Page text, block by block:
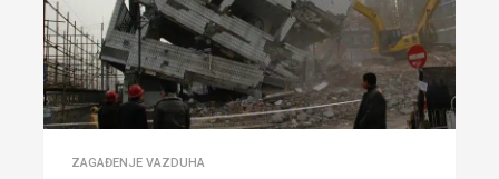
ZAGAĐENJE VAZDUHA